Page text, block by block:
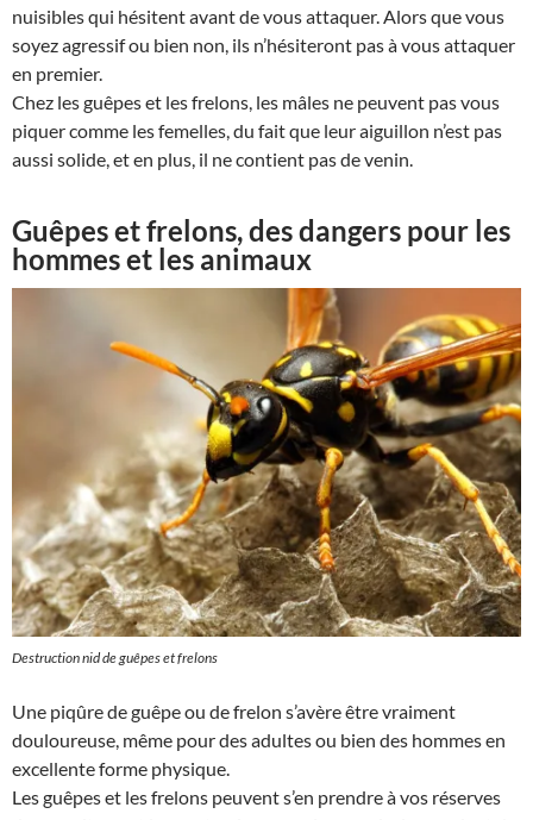
nuisibles qui hésitent avant de vous attaquer. Alors que vous
soyez agressif ou bien non, ils n’hésiteront pas à vous attaquer
en premier.
Chez les guêpes et les frelons, les mâles ne peuvent pas vous
piquer comme les femelles, du fait que leur aiguillon n’est pas
aussi solide, et en plus, il ne contient pas de venin.
Guêpes et frelons, des dangers pour les
hommes et les animaux
Destruction nid de guêpes et frelons
Une piqûre de guêpe ou de frelon s’avère être vraiment
douloureuse, même pour des adultes ou bien des hommes en
excellente forme physique.
Les guêpes et les frelons peuvent s’en prendre à vos réserves